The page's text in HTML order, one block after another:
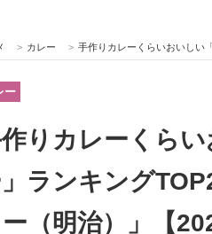
ト
ト
> カレー > 手作りカレーくらいおいしい「レトルト
ー
りカレーくら
ランキング
ー（明治）」【